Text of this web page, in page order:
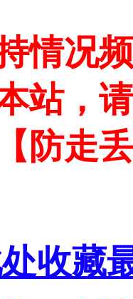
情况
站，
防走
收藏